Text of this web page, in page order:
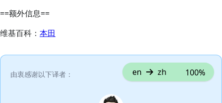
==额外信息==
维基百科： 本田
由衷感谢以下译者： en zh 100%